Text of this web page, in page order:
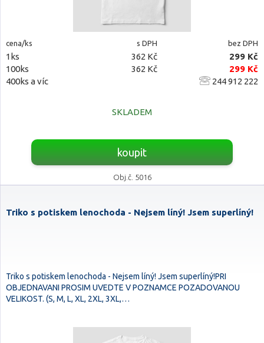
cena/ks s DPH bez DPH
1ks 362 Kč
299 Kč
100ks
362 Kč
299 Kč
400ks a víc
244 912 222
SKLADEM
koupit
Obj.č. 5016
Triko s potiskem lenochoda - Nejsem líný! Jsem superlíný!
Triko s potiskem lenochoda - Nejsem líný! Jsem superlíný!PRI
OBJEDNAVANI PROSIM UVEDTE V POZNAMCE POZADOVANOU
VELIKOST. (S, M, L, XL, 2XL, 3XL,…